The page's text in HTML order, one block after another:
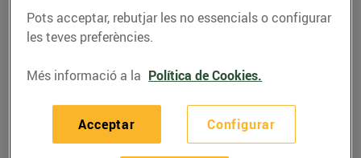
La desena edició de la campanya solidària
Ràdio ha aconseguit recollir 24.177 quilos
d’aliments destinats als infants de famílies en
situació de precarietat alimentària.
Pots acceptar, rebutjar les no essencials o configurar
les teves preferències.
Més informació a la Política de Cookies.
Configurar
Acceptar